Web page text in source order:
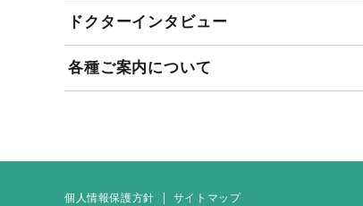
ドクターインタビュー
各種ご案内について
個人情報保護方針 サイトマップ